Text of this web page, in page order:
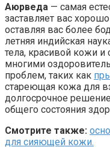
Аюрведа — самая
заставляет вас
оставляя вас более
летняя индийская
тела, красивой кожи и
многими
проблем, таких как
стареющая кожа для
долгосрочное
общего состояния
Смотрите также:
для сияющей кожи.